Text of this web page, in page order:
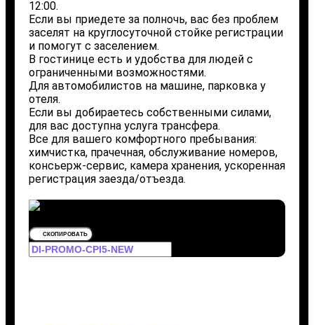
12:00.
Если вы приедете за полночь, вас без проблем
заселят на круглосуточной стойке регистрации
и помогут с заселением.
В гостинице есть и удобства для людей с
ограниченными возможностями.
Для автомобилистов на машине, парковка у
отеля.
Если вы добираетесь собственными силами,
для вас доступна услуга трансфера.
Все для вашего комфортного пребывания:
химчистка, прачечная, обслуживание номеров,
консьерж-сервис, камера хранения, ускоренная
регистрация заезда/отъезда.
СКОПИРОВАТЬ